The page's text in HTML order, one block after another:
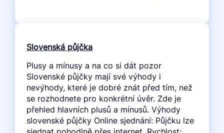
Slovenská půjčka
Plusy a mínusy a na co si dát pozor
Slovenské půjčky mají své výhody i
nevýhody, které je dobré znát před tím, než
se rozhodnete pro konkrétní úvěr. Zde je
přehled hlavních plusů a mínusů. Výhody
slovenské půjčky Online sjednání: Půjčku lze